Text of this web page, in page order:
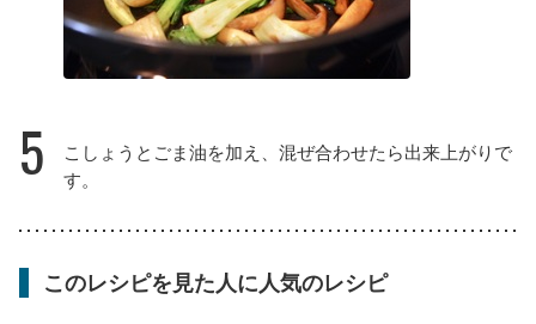
5
こしょうとごま油を加え、混ぜ合わせたら出来上がりで
す。
このレシピを見た人に人気のレシピ